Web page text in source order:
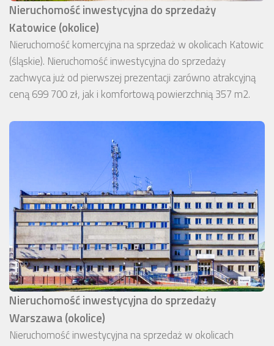
Nieruchomość inwestycyjna do sprzedaży
Katowice (okolice)
Nieruchomość komercyjna na sprzedaż w okolicach Katowic
(śląskie). Nieruchomość inwestycyjna do sprzedaży
zachwyca już od pierwszej prezentacji zarówno atrakcyjną
ceną 699 700 zł, jak i komfortową powierzchnią 357 m2.
Nieruchomość inwestycyjna do sprzedaży
Warszawa (okolice)
Nieruchomość inwestycyjna na sprzedaż w okolicach